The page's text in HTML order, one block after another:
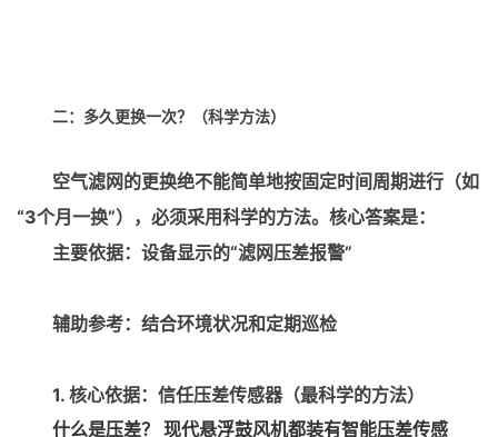
二：多久更换一次？（科学方法）
空气滤网的更换绝不能简单地按固定时间周期进行（如
“3个月一换”），必须采用科学的方法。核心答案是：
主要依据：设备显示的“滤网压差报警”
辅助参考：结合环境状况和定期巡检
1. 核心依据：信任压差传感器（最科学的方法）
什么是压差？ 现代悬浮鼓风机都装有智能压差传感